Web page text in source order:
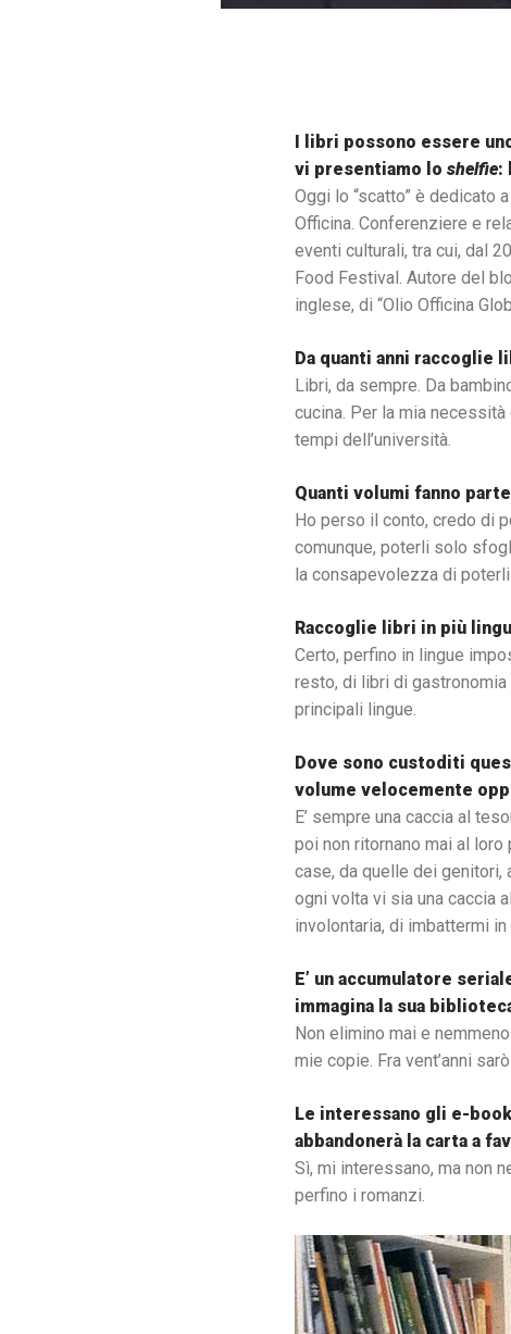
I libri possono essere
vi presentiamo lo shelfie:
Oggi lo “scatto” è dedicato
Officina. Conferenziere e
eventi culturali, tra cui, dal
Food Festival. Autore del
inglese, di “Olio Officina
Da quanti anni raccoglie
Libri, da sempre. Da
cucina. Per la mia
tempi dell’università.
Quanti volumi fanno
Ho perso il conto, credo di
comunque, poterli solo
la consapevolezza di
Raccoglie libri in più
Certo, perfino in lingue
resto, di libri di gastronomia
principali lingue.
Dove sono custoditi
volume velocemente
E’ sempre una caccia al
poi non ritornano mai al
case, da quelle dei genitori,
ogni volta vi sia una caccia
involontaria, di imbattermi
E’ un accumulatore
immagina la sua
Non elimino mai e
mie copie. Fra vent’anni
Le interessano gli e-
abbandonerà la carta a
Sì, mi interessano, ma non
perfino i romanzi.